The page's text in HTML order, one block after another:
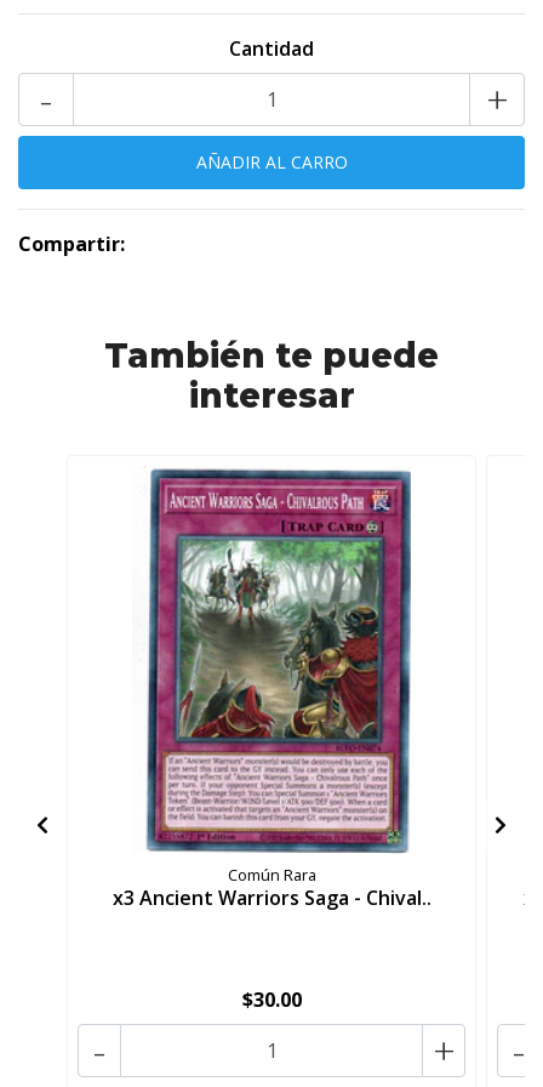
Cantidad
+
-
Compartir:
También te puede
interesar
Común Rara
x3 Ancient Warriors Saga - Chival..
$30.00
+
- -